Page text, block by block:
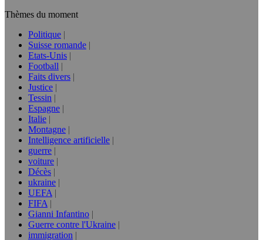
Thèmes du moment
Politique
Suisse romande
Etats-Unis
Football
Faits divers
Justice
Tessin
Espagne
Italie
Montagne
Intelligence artificielle
guerre
voiture
Décès
ukraine
UEFA
FIFA
Gianni Infantino
Guerre contre l'Ukraine
immigration